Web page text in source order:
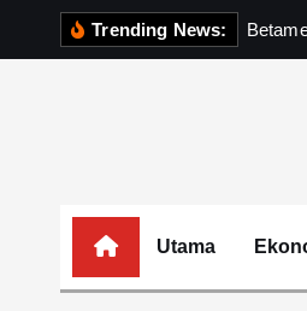
Trending News: Betam
Utama